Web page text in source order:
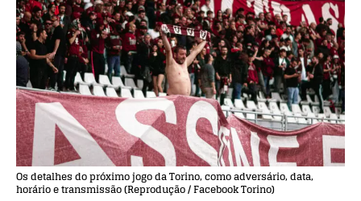
Os detalhes do próximo jogo da Torino, como adversário, data,
horário e transmissão (Reprodução / Facebook Torino)